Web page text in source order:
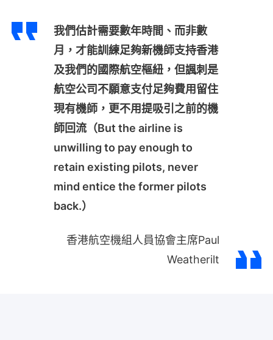
我們估計需要數年時間、而非數
月，才能訓練足夠新機師支持香港
及我們的國際航空樞紐，但諷刺是
航空公司不願意支付足夠費用留住
現有機師，更不用提吸引之前的機
師回流（But the airline is
unwilling to pay enough to
retain existing pilots, never
mind entice the former pilots
back.）
香港航空機組人員協會主席Paul
Weatherilt